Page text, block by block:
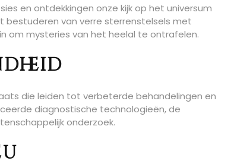
en ontdekkingen onze kijk op het universum
bestuderen van verre sterrenstelsels met
om mysteries van het heelal te ontrafelen.
die leiden tot verbeterde behandelingen en
diagnostische technologieën, de
onderzoek.